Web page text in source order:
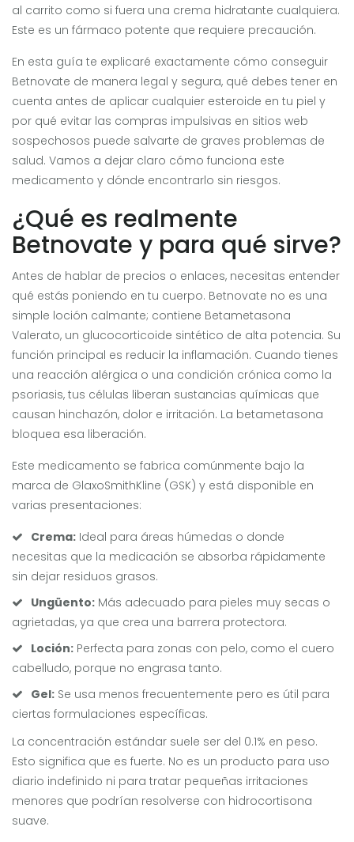
al carrito como si fuera una crema hidratante cualquiera.
Este es un fármaco potente que requiere precaución.
En esta guía te explicaré exactamente cómo conseguir
Betnovate de manera legal y segura, qué debes tener en
cuenta antes de aplicar cualquier esteroide en tu piel y
por qué evitar las compras impulsivas en sitios web
sospechosos puede salvarte de graves problemas de
salud. Vamos a dejar claro cómo funciona este
medicamento y dónde encontrarlo sin riesgos.
¿Qué es realmente
Betnovate y para qué sirve?
Antes de hablar de precios o enlaces, necesitas entender
qué estás poniendo en tu cuerpo. Betnovate no es una
simple loción calmante; contiene Betametasona
Valerato, un glucocorticoide sintético de alta potencia. Su
función principal es reducir la inflamación. Cuando tienes
una reacción alérgica o una condición crónica como la
psoriasis, tus células liberan sustancias químicas que
causan hinchazón, dolor e irritación. La betametasona
bloquea esa liberación.
Este medicamento se fabrica comúnmente bajo la
marca de GlaxoSmithKline (GSK) y está disponible en
varias presentaciones:
Crema: Ideal para áreas húmedas o donde
necesitas que la medicación se absorba rápidamente
sin dejar residuos grasos.
Ungüento: Más adecuado para pieles muy secas o
agrietadas, ya que crea una barrera protectora.
Loción: Perfecta para zonas con pelo, como el cuero
cabelludo, porque no engrasa tanto.
Gel: Se usa menos frecuentemente pero es útil para
ciertas formulaciones específicas.
La concentración estándar suele ser del 0.1% en peso.
Esto significa que es fuerte. No es un producto para uso
diario indefinido ni para tratar pequeñas irritaciones
menores que podrían resolverse con hidrocortisona
suave.